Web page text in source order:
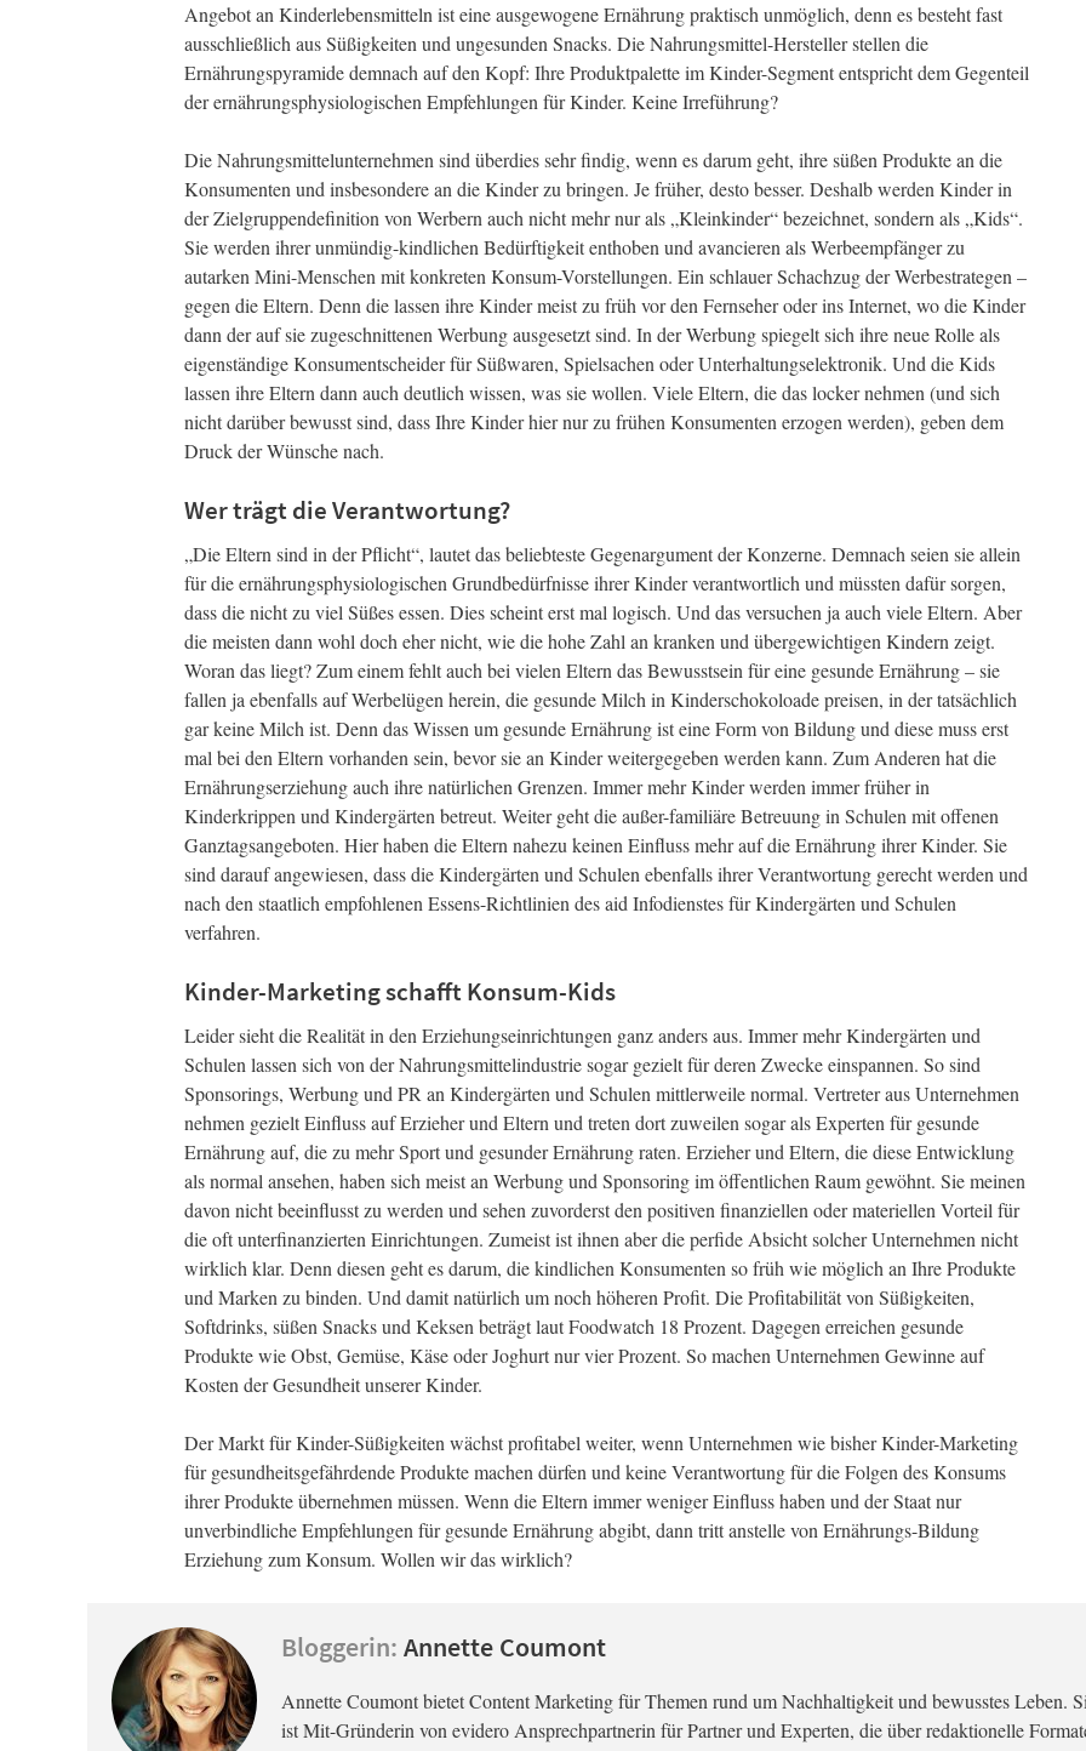
Angebot an Kinderlebensmitteln ist eine ausgewogene Ernährung praktisch unmöglich, denn es besteht fast
ausschließlich aus Süßigkeiten und ungesunden Snacks. Die Nahrungsmittel-Hersteller stellen die
Ernährungspyramide demnach auf den Kopf: Ihre Produktpalette im Kinder-Segment entspricht dem Gegenteil
der ernährungsphysiologischen Empfehlungen für Kinder. Keine Irreführung?
Die Nahrungsmittelunternehmen sind überdies sehr findig, wenn es darum geht, ihre süßen Produkte an die
Konsumenten und insbesondere an die Kinder zu bringen. Je früher, desto besser. Deshalb werden Kinder in
der Zielgruppendefinition von Werbern auch nicht mehr nur als „Kleinkinder“ bezeichnet, sondern als „Kids“.
Sie werden ihrer unmündig-kindlichen Bedürftigkeit enthoben und avancieren als Werbeempfänger zu
autarken Mini-Menschen mit konkreten Konsum-Vorstellungen. Ein schlauer Schachzug der Werbestrategen –
gegen die Eltern. Denn die lassen ihre Kinder meist zu früh vor den Fernseher oder ins Internet, wo die Kinder
dann der auf sie zugeschnittenen Werbung ausgesetzt sind. In der Werbung spiegelt sich ihre neue Rolle als
eigenständige Konsumentscheider für Süßwaren, Spielsachen oder Unterhaltungselektronik. Und die Kids
lassen ihre Eltern dann auch deutlich wissen, was sie wollen. Viele Eltern, die das locker nehmen (und sich
nicht darüber bewusst sind, dass Ihre Kinder hier nur zu frühen Konsumenten erzogen werden), geben dem
Druck der Wünsche nach.
Wer trägt die Verantwortung?
„Die Eltern sind in der Pflicht“, lautet das beliebteste Gegenargument der Konzerne. Demnach seien sie allein
für die ernährungsphysiologischen Grundbedürfnisse ihrer Kinder verantwortlich und müssten dafür sorgen,
dass die nicht zu viel Süßes essen. Dies scheint erst mal logisch. Und das versuchen ja auch viele Eltern. Aber
die meisten dann wohl doch eher nicht, wie die hohe Zahl an kranken und übergewichtigen Kindern zeigt.
Woran das liegt? Zum einem fehlt auch bei vielen Eltern das Bewusstsein für eine gesunde Ernährung – sie
fallen ja ebenfalls auf Werbelügen herein, die gesunde Milch in Kinderschokoloade preisen, in der tatsächlich
gar keine Milch ist. Denn das Wissen um gesunde Ernährung ist eine Form von Bildung und diese muss erst
mal bei den Eltern vorhanden sein, bevor sie an Kinder weitergegeben werden kann. Zum Anderen hat die
Ernährungserziehung auch ihre natürlichen Grenzen. Immer mehr Kinder werden immer früher in
Kinderkrippen und Kindergärten betreut. Weiter geht die außer-familiäre Betreuung in Schulen mit offenen
Ganztagsangeboten. Hier haben die Eltern nahezu keinen Einfluss mehr auf die Ernährung ihrer Kinder. Sie
sind darauf angewiesen, dass die Kindergärten und Schulen ebenfalls ihrer Verantwortung gerecht werden und
nach den staatlich empfohlenen Essens-Richtlinien des aid Infodienstes für Kindergärten und Schulen
verfahren.
Kinder-Marketing schafft Konsum-Kids
Leider sieht die Realität in den Erziehungseinrichtungen ganz anders aus. Immer mehr Kindergärten und
Schulen lassen sich von der Nahrungsmittelindustrie sogar gezielt für deren Zwecke einspannen. So sind
Sponsorings, Werbung und PR an Kindergärten und Schulen mittlerweile normal. Vertreter aus Unternehmen
nehmen gezielt Einfluss auf Erzieher und Eltern und treten dort zuweilen sogar als Experten für gesunde
Ernährung auf, die zu mehr Sport und gesunder Ernährung raten. Erzieher und Eltern, die diese Entwicklung
als normal ansehen, haben sich meist an Werbung und Sponsoring im öffentlichen Raum gewöhnt. Sie meinen
davon nicht beeinflusst zu werden und sehen zuvorderst den positiven finanziellen oder materiellen Vorteil für
die oft unterfinanzierten Einrichtungen. Zumeist ist ihnen aber die perfide Absicht solcher Unternehmen nicht
wirklich klar. Denn diesen geht es darum, die kindlichen Konsumenten so früh wie möglich an Ihre Produkte
und Marken zu binden. Und damit natürlich um noch höheren Profit. Die Profitabilität von Süßigkeiten,
Softdrinks, süßen Snacks und Keksen beträgt laut Foodwatch 18 Prozent. Dagegen erreichen gesunde
Produkte wie Obst, Gemüse, Käse oder Joghurt nur vier Prozent. So machen Unternehmen Gewinne auf
Kosten der Gesundheit unserer Kinder.
Der Markt für Kinder-Süßigkeiten wächst profitabel weiter, wenn Unternehmen wie bisher Kinder-Marketing
für gesundheitsgefährdende Produkte machen dürfen und keine Verantwortung für die Folgen des Konsums
ihrer Produkte übernehmen müssen. Wenn die Eltern immer weniger Einfluss haben und der Staat nur
unverbindliche Empfehlungen für gesunde Ernährung abgibt, dann tritt anstelle von Ernährungs-Bildung
Erziehung zum Konsum. Wollen wir das wirklich?
Bloggerin: Annette Coumont
Annette Coumont bietet Content Marketing für Themen rund um Nachhaltigkeit und bewusstes Leben.
ist Mit-Gründerin von evidero Ansprechpartnerin für Partner und Experten, die über redaktionelle